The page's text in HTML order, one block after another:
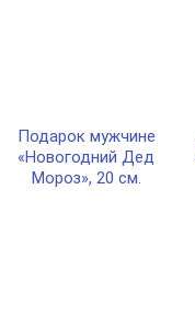
Пода­рок муж­чи­не
«Ново­год­ний Дед
Мороз», 20 см.